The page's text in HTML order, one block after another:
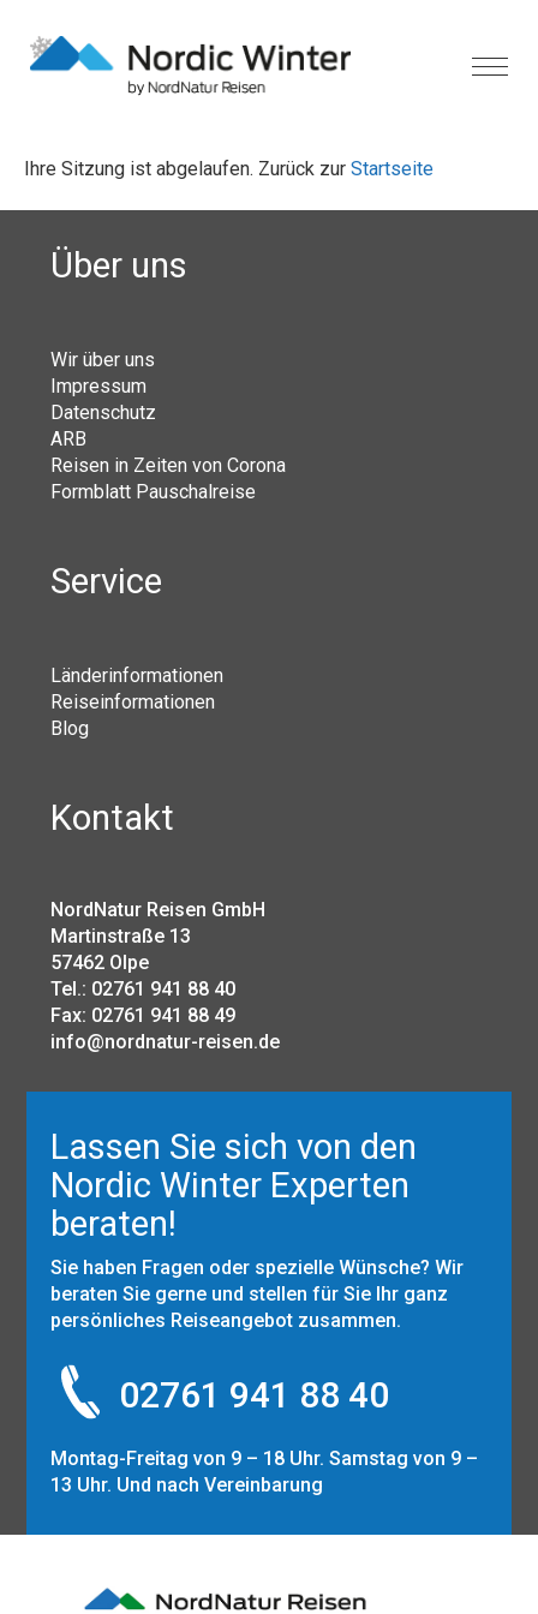
Ihre Sitzung ist abgelaufen. Zurück zur Startseite
Über uns
Wir über uns
Impressum
Datenschutz
ARB
Reisen in Zeiten von Corona
Formblatt Pauschalreise
Service
Länderinformationen
Reiseinformationen
Blog
Kontakt
NordNatur Reisen GmbH
Martinstraße 13
57462 Olpe
Tel.: 02761 941 88 40
Fax: 02761 941 88 49
info@nordnatur-reisen.de
Lassen Sie sich von den
Nordic Winter Experten
beraten!
Sie haben Fragen oder spezielle Wünsche? Wir
beraten Sie gerne und stellen für Sie Ihr ganz
persönliches Reiseangebot zusammen.
02761 941 88 40
Montag-Freitag von 9 – 18 Uhr. Samstag von 9 –
13 Uhr. Und nach Vereinbarung